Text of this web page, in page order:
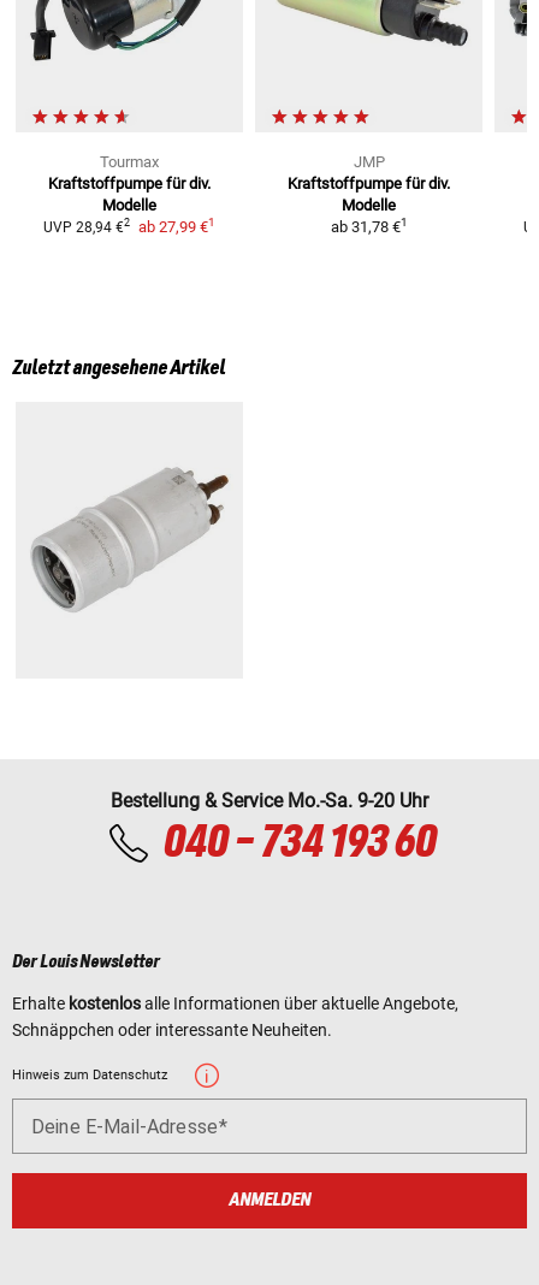
Tourmax
Kraftstoffpumpe für div.
Modelle
UVP 28,94 €2 ab 27,99 €1
JMP
Kraftstoffpumpe für div.
Modelle
ab 31,78 €1
Zuletzt angesehene Artikel
Bestellung & Service Mo.-Sa. 9-20 Uhr
040 - 734 193 60
Der Louis Newsletter
Erhalte kostenlosalle Informationen über aktuelle Angebote,
Schnäppchen oder interessante Neuheiten.
Hinweis zum Datenschutz
Deine E-Mail-Adresse
ANMELDEN